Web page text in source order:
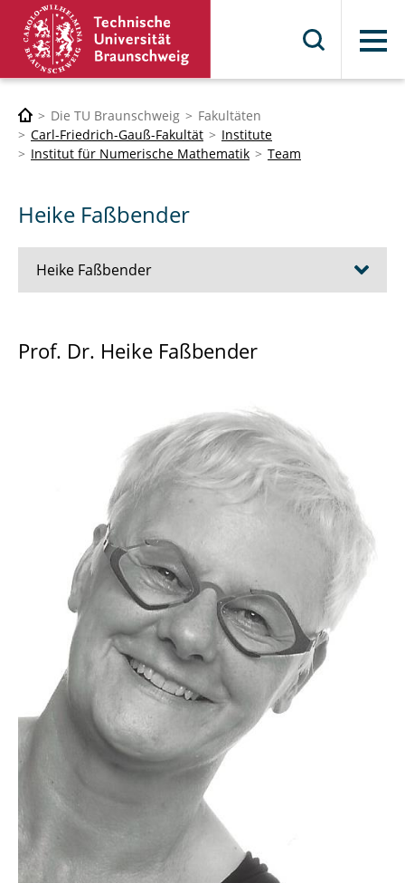
Menü
Die TU Braunschweig
Fakultäten
Carl-Friedrich-Gauß-Fakultät
Institute
Institut für Numerische Mathematik
Team
Heike Faßbender
Heike Faßbender
Prof. Dr. Heike Faßbender